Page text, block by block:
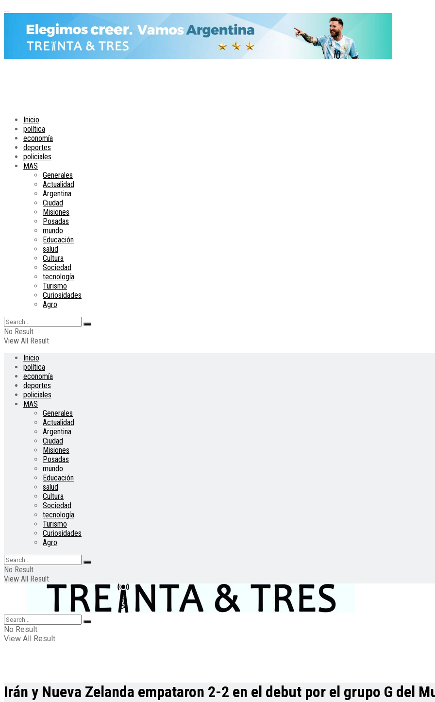
Inicio
política
economía
deportes
policiales
MAS
Generales
Actualidad
Argentina
Ciudad
Misiones
Posadas
mundo
Educación
salud
Cultura
Sociedad
tecnología
Turismo
Curiosidades
Agro
No Result
View All Result
Inicio
política
economía
deportes
policiales
MAS
Generales
Actualidad
Argentina
Ciudad
Misiones
Posadas
mundo
Educación
salud
Cultura
Sociedad
tecnología
Turismo
Curiosidades
Agro
No Result
View All Result
No Result
View All Result
Irán y Nueva Zelanda empataron 2-2 en el debut por el grupo G del